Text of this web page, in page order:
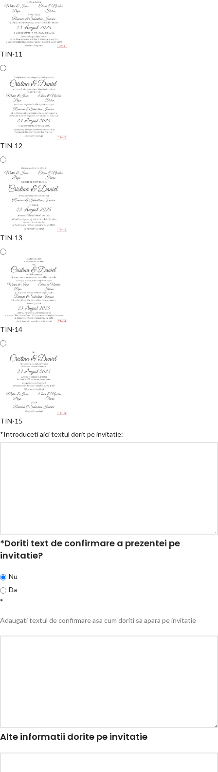
TIN-11
TIN-12
TIN-13
TIN-14
TIN-15
*Introduceti aici textul dorit pe invitatie:
*Doriti text de confirmare a prezentei pe
invitatie?
Nu
Da
*
Adaugati textul de confirmare asa cum doriti sa apara pe invitatie
Alte informatii dorite pe invitatie